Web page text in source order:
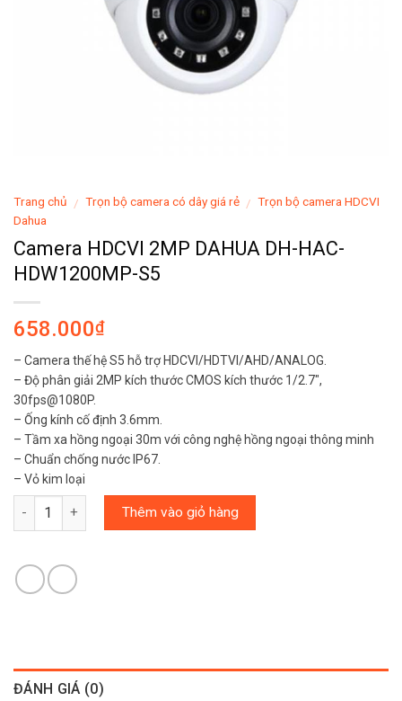
Trang chủ / Trọn bộ camera có dây giá rẻ / Trọn bộ camera HDCVI
Dahua
Camera HDCVI 2MP DAHUA DH-HAC-
HDW1200MP-S5
658.000₫
– Camera thế hệ S5 hỗ trợ HDCVI/HDTVI/AHD/ANALOG.
– Độ phân giải 2MP kích thước CMOS kích thước 1/2.7″,
30fps@1080P.
– Ống kính cố định 3.6mm.
– Tầm xa hồng ngoại 30m với công nghệ hồng ngoại thông minh
– Chuẩn chống nước IP67.
– Vỏ kim loại
Số lượng Thêm vào giỏ hàng
ĐÁNH GIÁ (0)